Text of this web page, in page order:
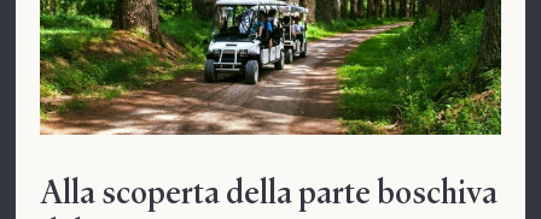
Alla scoperta della parte boschiva